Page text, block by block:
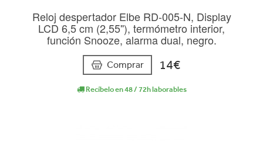
Reloj despertador Elbe RD-005-N, Display
LCD 6,5 cm (2,55''), termómetro interior,
función Snooze, alarma dual, negro.
Comprar 14€
Recíbelo en 48 / 72h laborables